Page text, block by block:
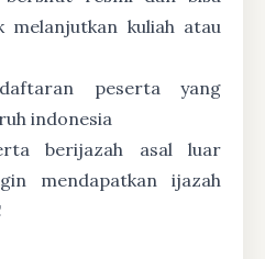
melanjutkan kuliah atau
peserta yang
indonesia
berijazah asal luar
mendapatkan ijazah